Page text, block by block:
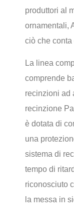
produttori al
ornamentali,
ciò che conta
La linea
comprende
recinzioni ad
recinzione
è dotata di
una
sistema di
tempo di
riconosciuto
la messa in